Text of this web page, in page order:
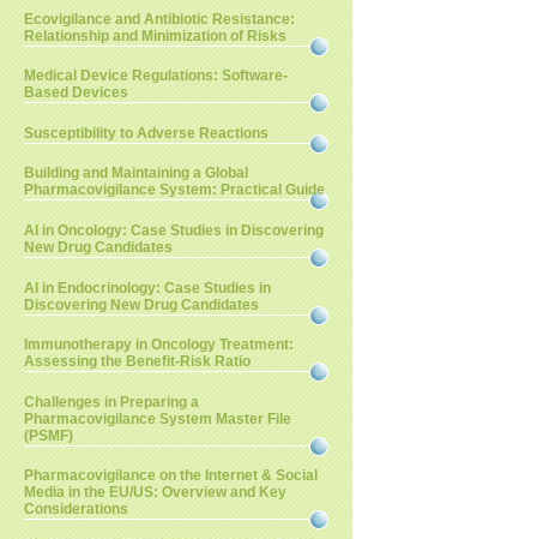
Ecovigilance and Antibiotic Resistance:
Relationship and Minimization of Risks
Medical Device Regulations: Software-
Based Devices
Susceptibility to Adverse Reactions
Building and Maintaining a Global
Pharmacovigilance System: Practical Guide
AI in Oncology: Case Studies in Discovering
New Drug Candidates
AI in Endocrinology: Case Studies in
Discovering New Drug Candidates
Immunotherapy in Oncology Treatment:
Assessing the Benefit-Risk Ratio
Challenges in Preparing a
Pharmacovigilance System Master File
(PSMF)
Pharmacovigilance on the Internet & Social
Media in the EU/US: Overview and Key
Considerations